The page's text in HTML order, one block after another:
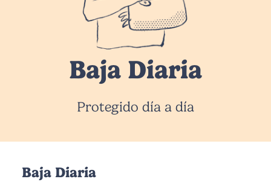
Baja Diaria
Protegido día a día
Baja Diaria